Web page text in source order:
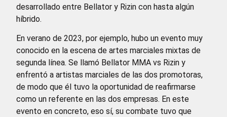
desarrollado entre Bellator y Rizin con hasta algún
híbrido.
En verano de 2023, por ejemplo, hubo un evento muy
conocido en la escena de artes marciales mixtas de
segunda línea. Se llamó Bellator MMA vs Rizin y
enfrentó a artistas marciales de las dos promotoras,
de modo que él tuvo la oportunidad de reafirmarse
como un referente en las dos empresas. En este
evento en concreto, eso sí, su combate tuvo que